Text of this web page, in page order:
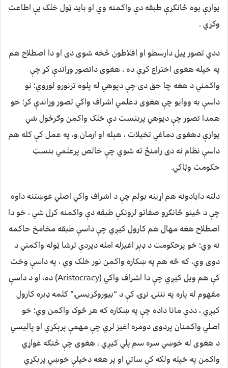
يوازې يوه ځانګړې طبقه دې واکمنه وي او بايد ټول خلک يې اطاعت
وکړي .
ددي تصور پيل دارسطو او افلاطون څخه شوی دی او دا اصطلاح هم
په خپله هغوی اختراع کړې ده ، هغوی داتصور وړاندې کړ چې
واکمني د هغه چا حق دی چې دپوهي له پلوه ترنورو لوړوي؛ نو
داسې به ووايو چې هغوی دعلمي اشراف واکي تصور وړاندې کړ؛ خو
همدا تصور چې دپوهي پربنست دې خلک واکمن وګرځول شي
يوازې دهغوی دماغي تخيلات ، هېله او ارمان و، په عمل کې کله هم
داسې نظام نه دی رامنځ ته شوي چې خالص پرعلمي بنسټ
حکومت وټاکي.
دلته دايادونه هم اړينه بولم چې د اشراف واکي اصلي غوښتنه داوه
چې د ځينو ځانګړو صفاتو لرونکې طبقه دې واکمنه کړل شي ، خو دا
اصطلاح هغه مهال هم کارول کيږي چې داسې طبقه مخامخ حاکمه
نه وي؛ خو پرحکومت د ډېر اغيزله امله دپردې ترشا ټوله واکمني د
دوی وي، که څه هم په ښکاره واکمن نور خلک وي ، په داسې وخت
کې هم ويل کيږي چې دا اشراف واکي (Aristocracy) ده، او د داسې
مفهوم له پاره په نننۍ نړۍ کې د “بيوروکريسۍ” کلمه ډېره کارول
کيږي ، ددې مانا داده چې په ښکاره که هر څوک واکمن وي؛ خو
اصلي واکمنان پردوی دومره اغيز لري چې مهمې پرېکړي او پاليسي
د هغوی له خوښي سره سم پلي کيږي ، هغوی چې څنګه غواړي
واکمن په خپله ولکه کې ساتي او پر هغه دخپلې خوښي پرېکړي